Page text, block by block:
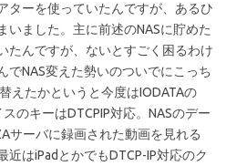
ターを使っていたんですが、あるひ
いました。主に前述のNASに貯めた
たんですが、ないとすごく困るわけ
でNAS変えた勢いのついでにこっち
えたかというと今度はIODATAの
のキーはDTCPIP対応。NASのデー
サーバに録画された動画を見れる
近はiPadとかでもDTCP-IP対応のク